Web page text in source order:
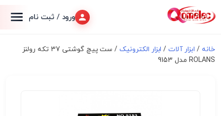
ورود / ثبت نام
خانه / ابزار آلات/ ابزار الکترونیک
/ ست پیچ گوشتی 37 تکه رولنز
ROLANS مدل 9153